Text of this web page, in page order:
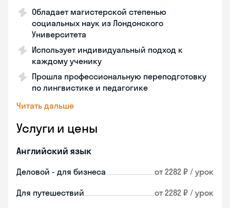
Обладает магистерской степенью
социальных наук из Лондонского
Университета
Использует индивидуальный подход к
каждому ученику
Прошла профессиональную переподготовку
по лингвистике и педагогике
Читать дальше
Услуги и цены
Английский язык
Деловой - для бизнеса от 2282 ₽ / урок
Для путешествий от 2282 ₽ / урок